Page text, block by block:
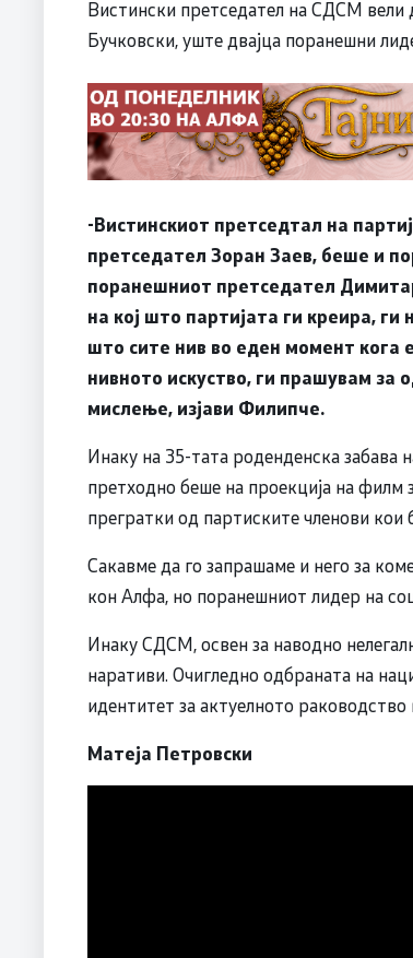
Вистински претседател на СДСМ вели
Бучковски, уште двајца поранешни
-Вистинскиот претседтал на
претседател Зоран Заев, беше и
поранешниот претседател
на кој што партијата ги креира, ги
што сите нив во еден момент кога
нивното искуство, ги прашувам за
мислење, изјави Филипче.
Инаку на З5-тата роденденска забава
претходно беше на проекција на филм
прегратки од партиските членови кои
Сакавме да го запрашаме и него за
кон Алфа, но поранешниот лидер на
Инаку СДСМ, освен за наводно
наративи. Очигледно одбраната на
идентитет за актуелното
Матеја Петровски